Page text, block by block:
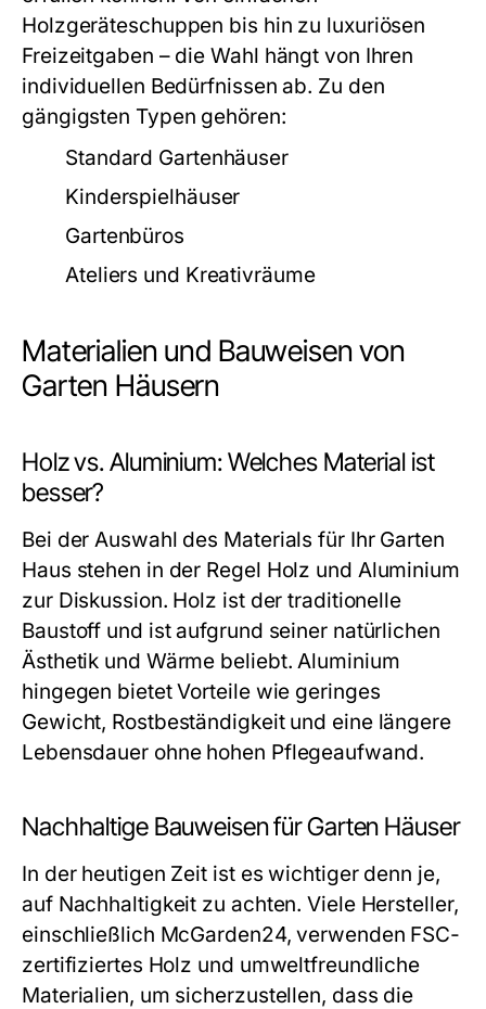
Holzgeräteschuppen bis hin zu luxuriösen
Freizeitgaben – die Wahl hängt von Ihren
individuellen Bedürfnissen ab. Zu den
gängigsten Typen gehören:
Standard Gartenhäuser
Kinderspielhäuser
Gartenbüros
Ateliers und Kreativräume
Materialien und Bauweisen von
Garten Häusern
Holz vs. Aluminium: Welches Material ist
besser?
Bei der Auswahl des Materials für Ihr Garten
Haus stehen in der Regel Holz und Aluminium
zur Diskussion. Holz ist der traditionelle
Baustoff und ist aufgrund seiner natürlichen
Ästhetik und Wärme beliebt. Aluminium
hingegen bietet Vorteile wie geringes
Gewicht, Rostbeständigkeit und eine längere
Lebensdauer ohne hohen Pflegeaufwand.
Nachhaltige Bauweisen für Garten Häuser
In der heutigen Zeit ist es wichtiger denn je,
auf Nachhaltigkeit zu achten. Viele Hersteller,
einschließlich McGarden24, verwenden FSC-
zertifiziertes Holz und umweltfreundliche
Materialien, um sicherzustellen, dass die